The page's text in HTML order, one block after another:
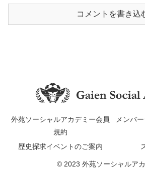
コメントを書き込
外苑ソーシャルアカデミー会員
規約
メンバ
歴史探求イベントのご案内
© 2023 外苑ソーシャルア